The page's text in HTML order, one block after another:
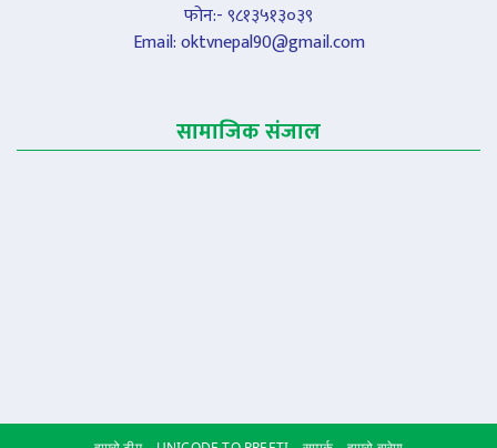
फोन:- ९८१३५१३०३९
Email:oktvnepal90@gmail.com
सामाजिक संजाल